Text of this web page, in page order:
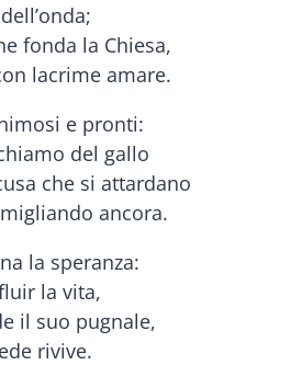
fonda la Chiesa,
lacrime amare.
e pronti:
del gallo
che si attardano
ancora.
la speranza:
la vita,
il suo pugnale,
rivive.